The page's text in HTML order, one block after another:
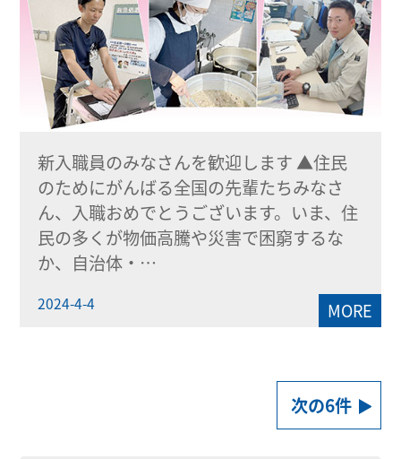
新入職員のみなさんを歓迎します ▲住民
のためにがんばる全国の先輩たちみなさ
ん、入職おめでとうございます。いま、住
民の多くが物価高騰や災害で困窮するな
か、自治体・…
2024-4-4 MORE
次の6件